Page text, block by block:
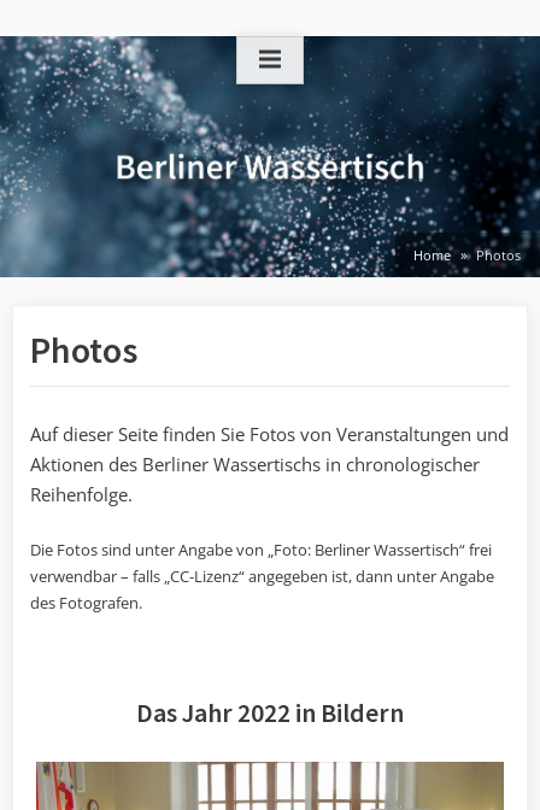
to
content
Home Photos
Photos
Auf dieser Seite finden Sie Fotos von Veranstaltungen und
Aktionen des Berliner Wassertischs in chronologischer
Reihenfolge.
Die Fotos sind unter Angabe von „Foto: Berliner Wassertisch“ frei
verwendbar – falls „CC-Lizenz“ angegeben ist, dann unter Angabe
des Fotografen.
Das Jahr 2022 in Bildern